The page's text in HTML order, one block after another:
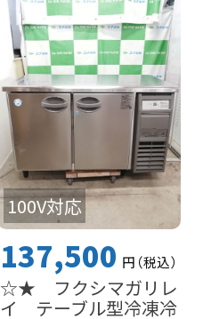
100V対応
137,500 円（税込）
☆★ フクシマガリレ
イ テーブル型冷凍冷